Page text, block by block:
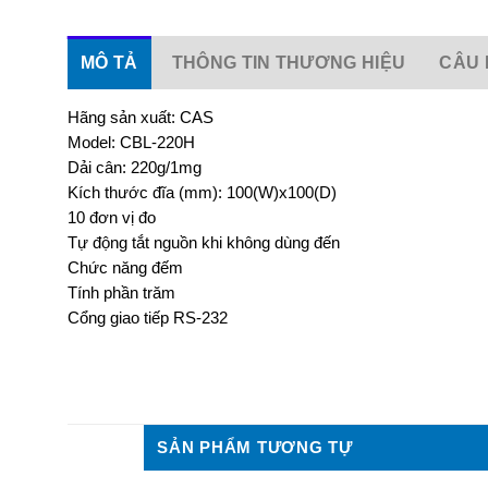
MÔ TẢ THÔNG TIN THƯƠNG HIỆU CÂU
Hãng sản xuất: CAS
Model: CBL-220H
Dải cân: 220g/1mg
Kích thước đĩa (mm): 100(W)x100(D)
10 đơn vị đo
Tự động tắt nguồn khi không dùng đến
Chức năng đếm
Tính phần trăm
Cổng giao tiếp RS-232
SẢN PHẨM TƯƠNG TỰ